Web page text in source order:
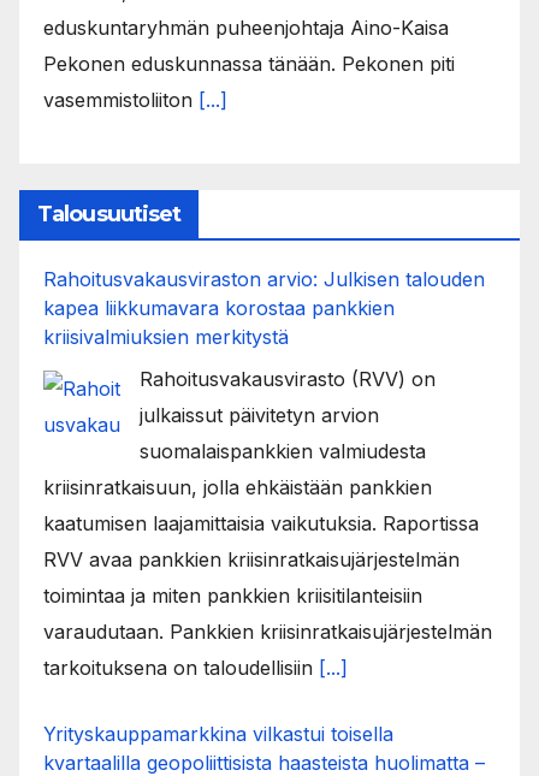
eduskuntaryhmän puheenjohtaja Aino-Kaisa
Pekonen eduskunnassa tänään. Pekonen piti
vasemmistoliiton [...]
Talousuutiset
Rahoitusvakausviraston arvio: Julkisen talouden
kapea liikkumavara korostaa pankkien
kriisivalmiuksien merkitystä
Rahoitusvakausvirasto (RVV) on
julkaissut päivitetyn arvion
suomalaispankkien valmiudesta
kriisinratkaisuun, jolla ehkäistään pankkien
kaatumisen laajamittaisia vaikutuksia. Raportissa
RVV avaa pankkien kriisinratkaisujärjestelmän
toimintaa ja miten pankkien kriisitilanteisiin
varaudutaan. Pankkien kriisinratkaisujärjestelmän
tarkoituksena on taloudellisiin [...]
Yrityskauppamarkkina vilkastui toisella
kvartaalilla geopoliittisista haasteista huolimatta –